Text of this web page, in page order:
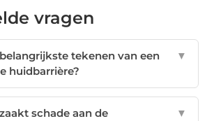
vragen
tekenen van een
huidbarrière?
▼
schade aan de
▼